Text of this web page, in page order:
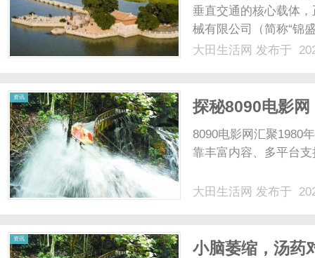
垂直交通的核心载体，
械有限公司（简称“锦
电梯细分领域，始终
大田生活网 发布于
资讯
探秘8090电影
8090电影网汇聚1980
靠丰富内容、多平台
大田生活网 发布于
资讯
小脑萎缩，汤药